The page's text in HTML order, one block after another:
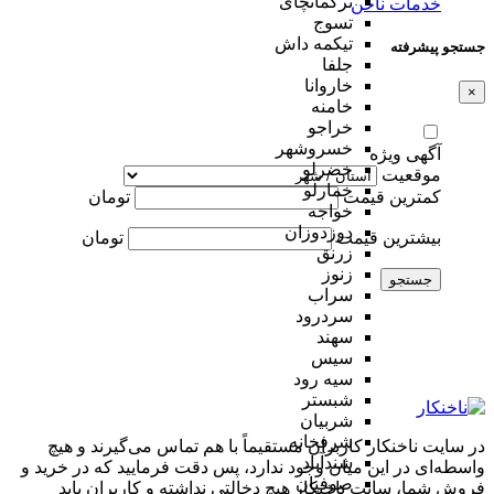
تسوج
تیکمه داش
جلفا
خاروانا
خامنه
خراجو
خسروشهر
خضرلو
خمارلو
خواجه
دوزدوزان
زرنق
زنوز
سراب
سردرود
سهند
سیس
سیه رود
شبستر
شربیان
شرفخانه
شندآباد
صوفیان
جستجو پیشرفته
×
آگهی ویژه
موقعیت
کمترین قیمت
تومان
بیشترین قیمت تومان
جستجو
در سایت ناخنکار کاربران مستقیماً با هم تماس می‌گیرند و هیچ
واسطه‌ای در این میان وجود ندارد، پس دقت فرمایید که در خرید و
فروشِ شما، سایت ناخنکار هیچ دخالتی نداشته و کاربران باید